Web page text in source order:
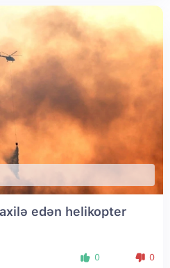
edən helikopter
0 0